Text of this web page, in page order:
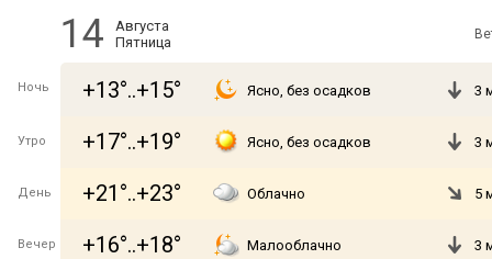
14
Августа
Пятница
Ночь +13°..+15° Ясно, без осадков 3
Утро +17°..+19° Ясно, без осадков 3
День +21°..+23° Облачно 5
Вечер +16°..+18° Малооблачно 3